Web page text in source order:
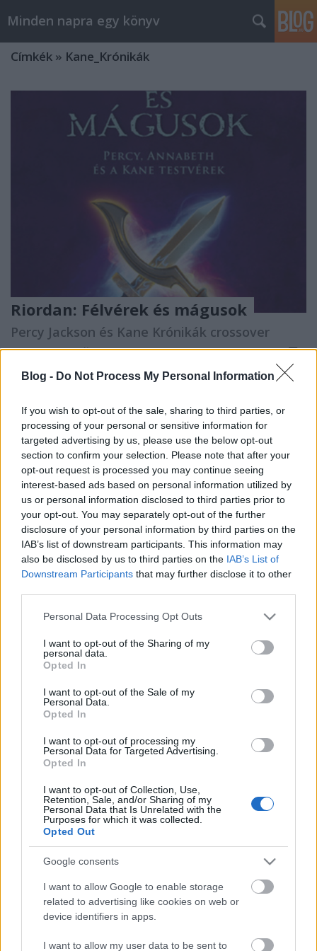
Blog - Do Not Process My Personal Information
If you wish to opt-out of the sale, sharing to third parties, or
processing of your personal or sensitive information for
targeted advertising by us, please use the below opt-out
section to confirm your selection. Please note that after your
opt-out request is processed you may continue seeing
interest-based ads based on personal information utilized by
us or personal information disclosed to third parties prior to
your opt-out. You may separately opt-out of the further
disclosure of your personal information by third parties on the
IAB’s list of downstream participants. This information may
also be disclosed by us to third parties on the IAB’s List of
Downstream Participants that may further disclose it to other
Please note that this website/app uses one or more Google
not limited to your visit or usage behaviour. You may click to
grant or deny consent to Google and its third-party tags to
use your data for below specified purposes in below Google
consent section.
Personal Data Processing Opt Outs
I want to opt-out of the Sharing of my
personal data.
Opted In
I want to opt-out of the Sale of my
Personal Data.
Opted In
I want to opt-out of processing my
Personal Data for Targeted Advertising.
Opted In
I want to opt-out of Collection, Use,
Retention, Sale, and/or Sharing of my
Personal Data that Is Unrelated with the
Purposes for which it was collected.
Opted Out
Google consents
I want to allow Google to enable storage
related to advertising like cookies on web or
device identifiers in apps.
I want to allow my user data to be sent to
Minden napra egy könyv
Címkék » Kane_Krónikák
Riordan: Félvérek és mágusok
Percy Jackson és Kane Krónikák crossover
BBerni86•2024. július 22. 0
Fülszöveg: Szikrázik ​a levegő, pusztulnak a szörnyek,
amikor a görög félistenek összefognak az egyiptomi
mágusokkal, hogy megmentsék New Yorkot. Bűbáj,
bestiák, balhé. Egyikből sincs hiány, amikor Percy
Jackson és Annabeth Chase megismeri Carter és
Sadie Kane-t. Miután fura lények tűnnek fel a…
5 regény, amit el kell olvasnod
Gyerekkönyv sorozatok
BBerni86•2019. május 14.
5: Kane krónikák - a Kane testvérek ritkán
találkoznak, a fiút az apja neveli, a lányt a halott
anyjuk családja. Most azonban össze kell fogniuk: az
apjuk komoly bajban van! Fel kell ismerniük és
megtanulni használni mágikus örökségük, és ősi